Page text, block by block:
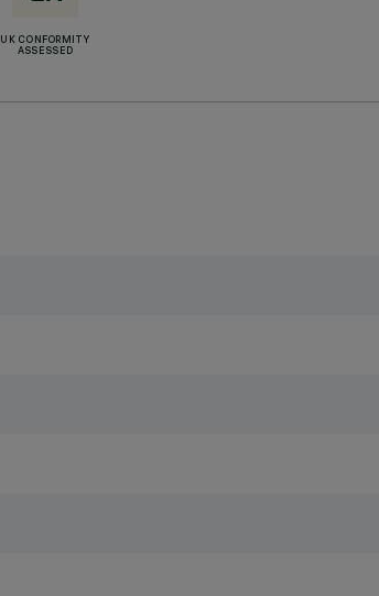
UK CONFORMITY
ASSESSED